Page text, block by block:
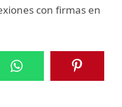
con firmas en